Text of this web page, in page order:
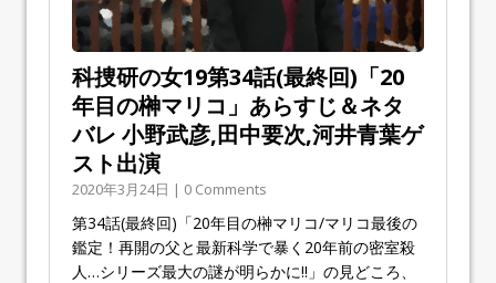
科捜研の女19第34話(最終回)「20
年目の榊マリコ」あらすじ＆ネタ
バレ 小野武彦,田中要次,河井青葉ゲ
スト出演
2020年3月24日 | 0 Comments
第34話(最終回)「20年目の榊マリコ/マリコ最後の
鑑定！再開の父と最新科学で暴く20年前の密室殺
人…シリーズ最大の謎が明らかに!!」の見どころ、